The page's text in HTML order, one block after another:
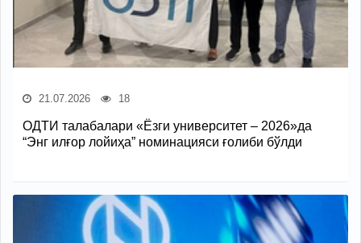
21.07.2026 18
ОДТИ талабалари «Ёзги университет – 2026»да
“Энг илғор лойиҳа” номинацияси ғолиби бўлди